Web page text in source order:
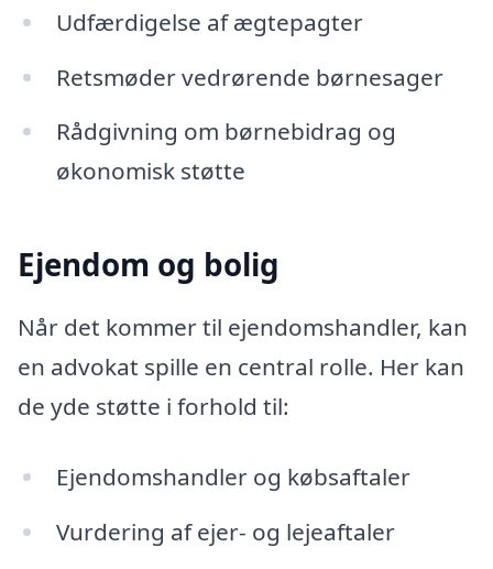
Udfærdigelse af ægtepagter
Retsmøder vedrørende børnesager
Rådgivning om børnebidrag og
økonomisk støtte
Ejendom og bolig
Når det kommer til ejendomshandler, kan
en advokat spille en central rolle. Her kan
de yde støtte i forhold til:
Ejendomshandler og købsaftaler
Vurdering af ejer- og lejeaftaler